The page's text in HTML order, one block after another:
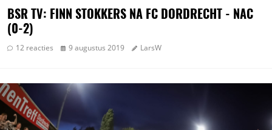
BSR TV: FINN STOKKERS NA FC DORDRECHT - NAC
(0-2)
12 reacties 9 augustus 2019 LarsW